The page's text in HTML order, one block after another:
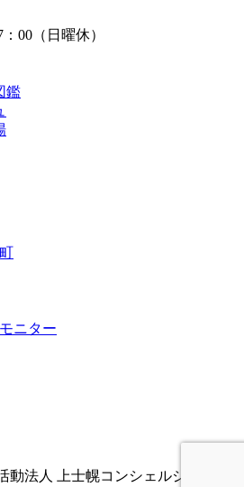
00（日曜休）
ニター
動法人 上士幌コンシェルジュ All